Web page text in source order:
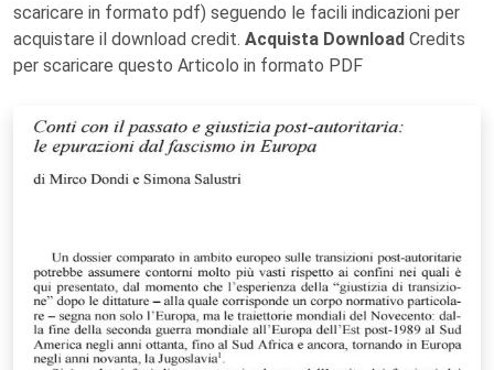
scaricare in formato pdf) seguendo le facili indicazioni per
acquistare il download credit. Acquista Download Credits
per scaricare questo Articolo in formato PDF